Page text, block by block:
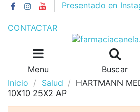
Presentado en
CONTACTAR
Menu Buscar
Inicio
Salud
HARTMANN
10X10 25X2 AP